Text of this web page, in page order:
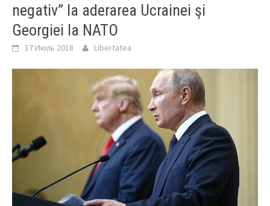
negativ” la aderarea Ucrainei şi
Georgiei la NATO
17 Июль 2018 Libertatea